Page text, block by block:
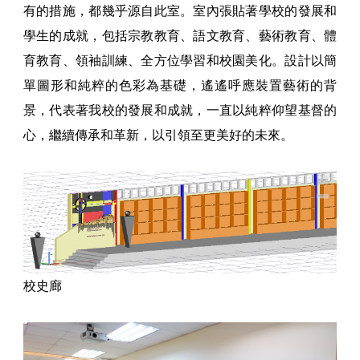
有的措施，都幾乎源自此室。室內張貼著學校的發展和
學生的成就，包括宗教教育、語文教育、藝術教育、體
育教育、領袖訓練、全方位學習和校園美化。設計以簡
單圖形和純粹的色彩為基礎，遙遙呼應裝置藝術的背
景，代表著我校的發展和成就，一直以純粹仰望基督的
心，繼續傳承和革新，以引領至更美好的未來。
校史廊